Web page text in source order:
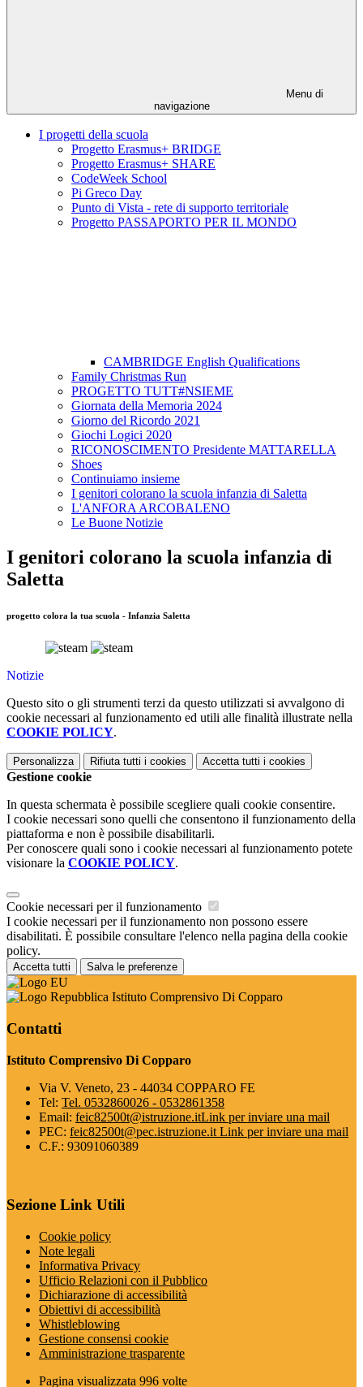
Menu di
navigazione
I progetti della scuola
Progetto Erasmus+ BRIDGE
Progetto Erasmus+ SHARE
CodeWeek School
Pi Greco Day
Punto di Vista - rete di supporto territoriale
Progetto PASSAPORTO PER IL MONDO
CAMBRIDGE English Qualifications
Family Christmas Run
PROGETTO TUTT#NSIEME
Giornata della Memoria 2024
Giorno del Ricordo 2021
Giochi Logici 2020
RICONOSCIMENTO Presidente MATTARELLA
Shoes
Continuiamo insieme
I genitori colorano la scuola infanzia di Saletta
L'ANFORA ARCOBALENO
Le Buone Notizie
I genitori colorano la scuola infanzia di
Saletta
progetto colora la tua scuola - Infanzia Saletta
Notizie
Questo sito o gli strumenti terzi da questo utilizzati si avvalgono di
cookie necessari al funzionamento ed utili alle finalità illustrate nella
COOKIE POLICY.
Personalizza Rifiuta tutti i cookies Accetta tutti i cookies
Gestione cookie
In questa schermata è possibile scegliere quali cookie consentire.
I cookie necessari sono quelli che consentono il funzionamento della
piattaforma e non è possibile disabilitarli.
Per conoscere quali sono i cookie necessari al funzionamento potete
visionare la COOKIE POLICY.
Cookie necessari per il funzionamento
I cookie necessari per il funzionamento non possono essere
disabilitati. È possibile consultare l'elenco nella pagina della cookie
policy.
Accetta tutti Salva le preferenze
Istituto Comprensivo Di Copparo
Contatti
Istituto Comprensivo Di Copparo
Via V. Veneto, 23 - 44034 COPPARO FE
Tel: Tel. 0532860026 - 0532861358
Email: feic82500t@istruzione.itLink per inviare una mail
PEC: feic82500t@pec.istruzione.it Link per inviare una mail
C.F.: 93091060389
Sezione Link Utili
Cookie policy
Note legali
Informativa Privacy
Ufficio Relazioni con il Pubblico
Dichiarazione di accessibilità
Obiettivi di accessibilità
Whistleblowing
Gestione consensi cookie
Amministrazione trasparente
Pagina visualizzata 996 volte